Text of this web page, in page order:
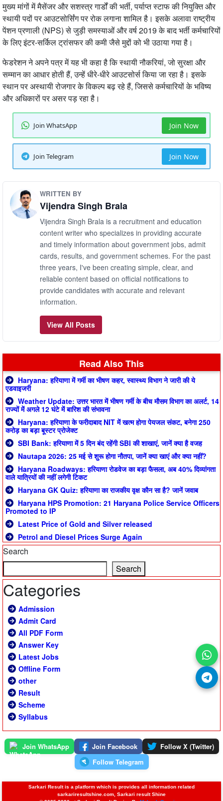
मुख्य मांगों में मैसेंजर और सशस्त्र गार्डों की भर्ती, पर्याप्त स्टाफ की नियुक्ति और
स्थायी पदों पर आउटसोर्सिंग पर रोक लगाना शामिल है। इसके अलावा राष्ट्रीय
पेंशन प्रणाली (NPS) से जुड़ी समस्याओं और वर्ष 2019 के बाद भर्ती कर्मचारियों
के लिए इंटर-सर्किल ट्रांसफर की कमी जैसे मुद्दों को भी उठाया गया है।
फेडरेशन ने अपने पत्र में यह भी कहा है कि स्थायी नौकरियां, जो सुरक्षा और
सम्मान का आधार होती हैं, उन्हें धीरे-धीरे आउटसोर्स किया जा रहा है। इसके
स्थान पर अस्थायी रोजगार के विकल्प बढ़ रहे हैं, जिससे कर्मचारियों के भविष्य
और अधिकारों पर असर पड़ रहा है।
Join WhatsApp Join Now
Join Telegram Join Now
WRITTEN BY
Vijendra Singh Brala
Vijendra Singh Brala is a recruitment and education
content writer who specializes in providing accurate
and timely information about government jobs, admit
cards, results, and government schemes. For the past
three years, I've been creating simple, clear, and
reliable content based on official notifications to
provide candidates with accurate and relevant
information.
View All Posts
Read Also This
Haryana: हरियाणा में गर्मी का भीषण कहर, स्वास्थ्य विभाग ने जारी की ये
एडवाइजरी
Weather Update: उत्तर भारत में भीषण गर्मी के बीच मौसम विभाग का अलर्ट, 14
राज्यों में अगले 12 घंटे में बारिश की संभावना
Haryana: हरियाणा के फरीदाबाद NIT में खत्म होगा पेयजल संकट, बनेगा 250
करोड़ का बड़ा बूस्टर प्रोजेक्ट
SBI Bank: हरियाणा में 5 दिन बंद रहेंगी SBI की शाखाएं, जानें क्या है वजह
Nautapa 2026: 25 मई से शुरू होगा नौतपा, जानें क्या खाएं और क्या नहीं?
Haryana Roadways: हरियाणा रोडवेज का बड़ा फैसला, अब 40% दिव्यांगता
वाले यात्रियों की नहीं लगेगी टिकट
Haryana GK Quiz: हरियाणा का राजकीय वृक्ष कौन सा है? जानें जवाब
Haryana HPS Promotion: 21 Haryana Police Service Officers
Promoted to IP
Latest Price of Gold and Silver released
Petrol and Diesel Prices Surge Again
Search
Search
Categories
Admission
Admit Card
All PDF Form
Answer Key
Latest Jobs
Offline Form
other
Result
Scheme
Syllabus
Join WhatsApp Join Facebook
Follow X (Twitter)
Follow Telegram
Sarkari Result is a platform which is provides all information related
sarkariresultshine.com, Sarkari result Shine